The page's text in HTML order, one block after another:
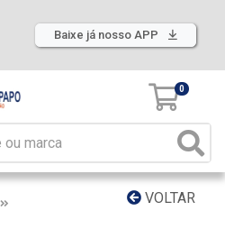
Baixe já nosso APP
0
VOLTAR